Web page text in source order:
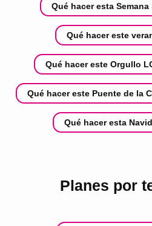
Qué hacer esta
Qué hacer este
Qué hacer este Orgullo
Qué hacer este Puente de la
Qué hacer esta
Planes por